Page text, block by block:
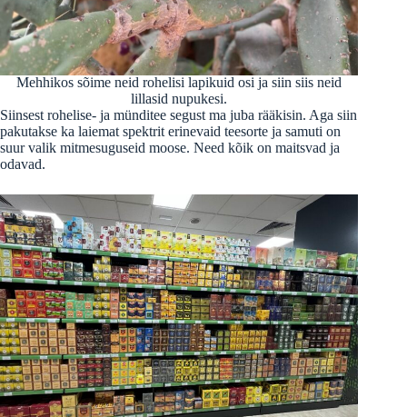
Mehhikos sõime neid rohelisi lapikuid osi ja siin siis neid
lillasid nupukesi.
Siinsest rohelise- ja münditee segust ma juba rääkisin. Aga siin
pakutakse ka laiemat spektrit erinevaid teesorte ja samuti on
suur valik mitmesuguseid moose. Need kõik on maitsvad ja
odavad.